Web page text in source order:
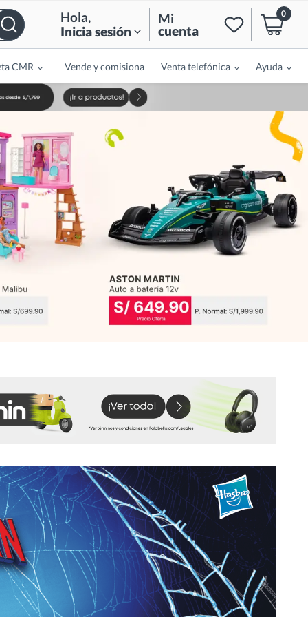
Hola,
Inicia sesión
Mi
cuenta
0
CMR Vende y comisiona Venta telefónica Ayuda